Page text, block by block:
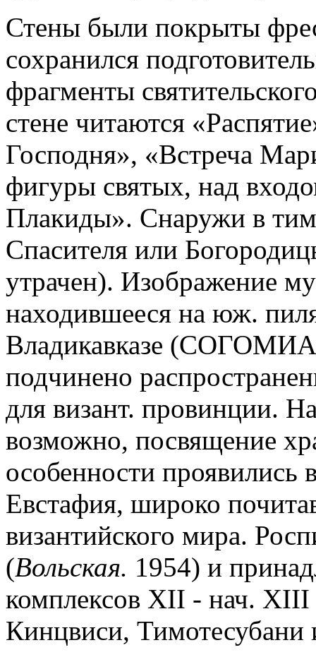
Стены были покрыты
сохранился
фрагменты
стене читаются
Господня», «Встреча
фигуры святых, над
Плакиды». Снаружи в
Спасителя или
утрачен). Изображение
находившееся на юж.
Владикавказе
подчинено
для визант. провинции.
возможно, посвящение
особенности проявились
Евстафия, широко
византийского мира.
(Вольская. 1954) и
комплексов XII - нач. XIII
Кинцвиси, Тимотесубани